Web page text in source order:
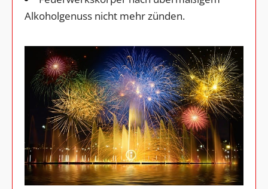
Alkoholgenuss nicht mehr zünden.